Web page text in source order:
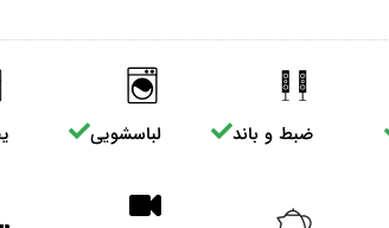
ضبط و باند لباسشویی